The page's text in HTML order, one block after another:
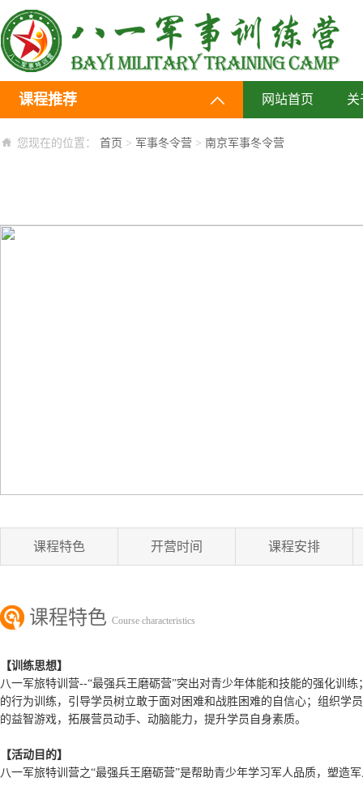
课程推荐 网站首页 关
您现在的位置： 首页 > 军事冬令营 > 南京军事冬令营
课程特色 开营时间 课程安排
课程特色 Course characteristics
【训练思想】
八一军旅特训营--“最强兵王磨砺营”突出对青少年体能和技能的强化训
的行为训练，引导学员树立敢于面对困难和战胜困难的自信心；组织学
的益智游戏，拓展营员动手、动脑能力，提升学员自身素质。
【活动目的】
八一军旅特训营之“最强兵王磨砺营”是帮助青少年学习军人品质，塑造